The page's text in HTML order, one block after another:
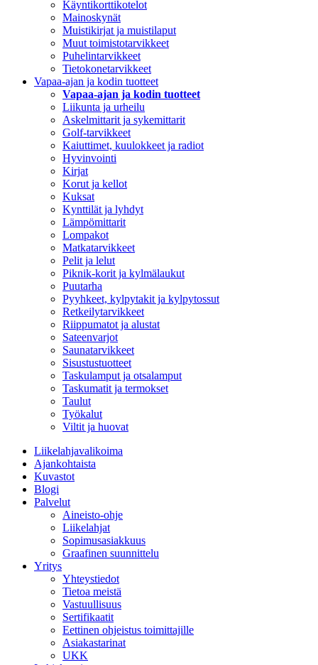
Käyntikorttikotelot
Mainoskynät
Muistikirjat ja muistilaput
Muut toimistotarvikkeet
Puhelintarvikkeet
Tietokonetarvikkeet
Vapaa-ajan ja kodin tuotteet
Vapaa-ajan ja kodin tuotteet
Liikunta ja urheilu
Askelmittarit ja sykemittarit
Golf-tarvikkeet
Kaiuttimet, kuulokkeet ja radiot
Hyvinvointi
Kirjat
Korut ja kellot
Kuksat
Kynttilät ja lyhdyt
Lämpömittarit
Lompakot
Matkatarvikkeet
Pelit ja lelut
Piknik-korit ja kylmälaukut
Puutarha
Pyyhkeet, kylpytakit ja kylpytossut
Retkeilytarvikkeet
Riippumatot ja alustat
Sateenvarjot
Saunatarvikkeet
Sisustustuotteet
Taskulamput ja otsalamput
Taskumatit ja termokset
Taulut
Työkalut
Viltit ja huovat
Liikelahjavalikoima
Ajankohtaista
Kuvastot
Blogi
Palvelut
Aineisto-ohje
Liikelahjat
Sopimusasiakkuus
Graafinen suunnittelu
Yritys
Yhteystiedot
Tietoa meistä
Vastuullisuus
Sertifikaatit
Eettinen ohjeistus toimittajille
Asiakastarinat
UKK